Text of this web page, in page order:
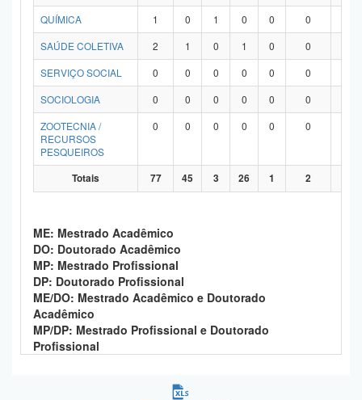
QUÍMICA
1 0 1 0 0 0
SAÚDE COLETIVA
2 1 0 1 0 0
SERVIÇO SOCIAL
0 0 0 0 0 0
SOCIOLOGIA
0 0 0 0 0 0
ZOOTECNIA /
RECURSOS
PESQUEIROS
0 0 0 0 0 0
Totais 77 45 3 26 1 2
ME: Mestrado Acadêmico
DO: Doutorado Acadêmico
MP: Mestrado Profissional
DP: Doutorado Profissional
ME/DO: Mestrado Acadêmico e Doutorado
Acadêmico
MP/DP: Mestrado Profissional e Doutorado
Profissional